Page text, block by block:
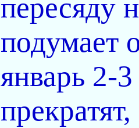
пересяду
подумает
январь 2-